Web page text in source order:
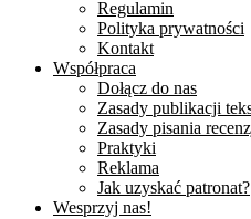
Regulamin
Polityka prywatności
Kontakt
Współpraca
Dołącz do nas
Zasady publikacji
Zasady pisania
Praktyki
Reklama
Jak uzyskać patronat?
Wesprzyj nas!